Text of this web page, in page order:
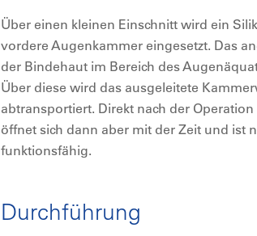
Über einen kleinen Einschnitt wird ein
vordere Augenkammer eingesetzt. Das
der Bindehaut im Bereich des
Über diese wird das ausgeleitete
abtransportiert. Direkt nach der
öffnet sich dann aber mit der Zeit und ist
funktionsfähig.
Durchführung